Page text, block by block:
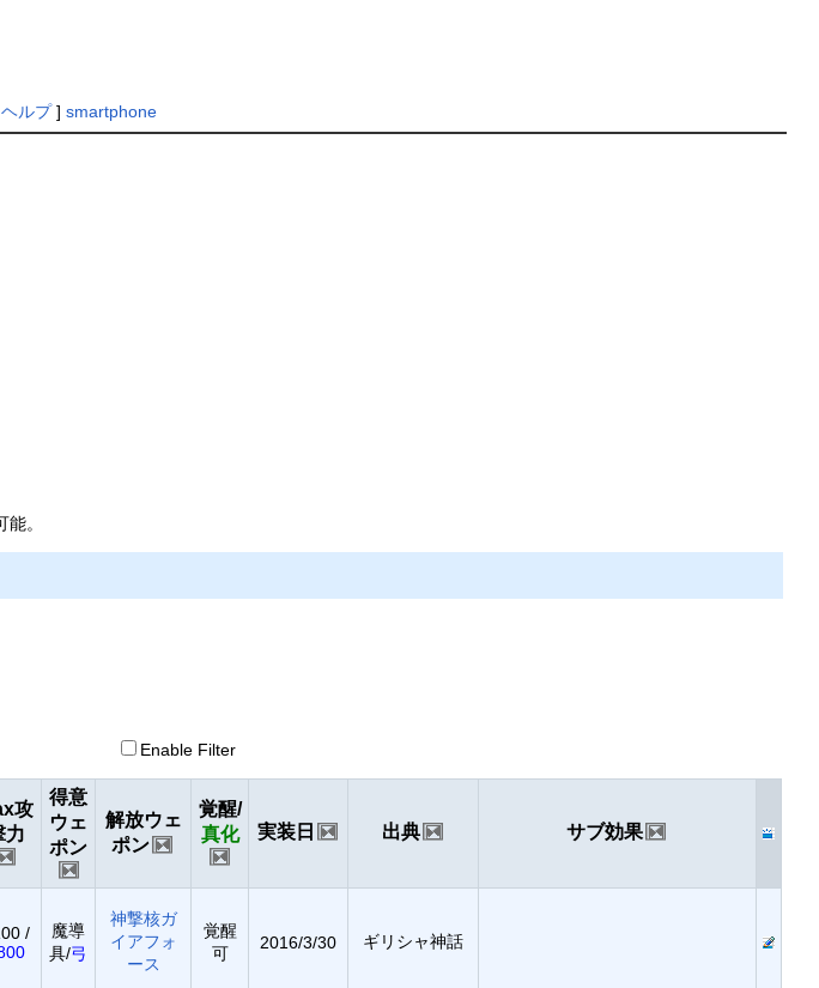
ヘルプ] smartphone
。
Enable Filter
攻
力
得意
ウェ
ポン
解放ウェ
ポン
覚醒/
真化
実装日 出典 サブ効果
/
魔導
具/弓
神撃核ガ
イアフォ
ース
覚醒
可
2016/3/30 ギリシャ神話